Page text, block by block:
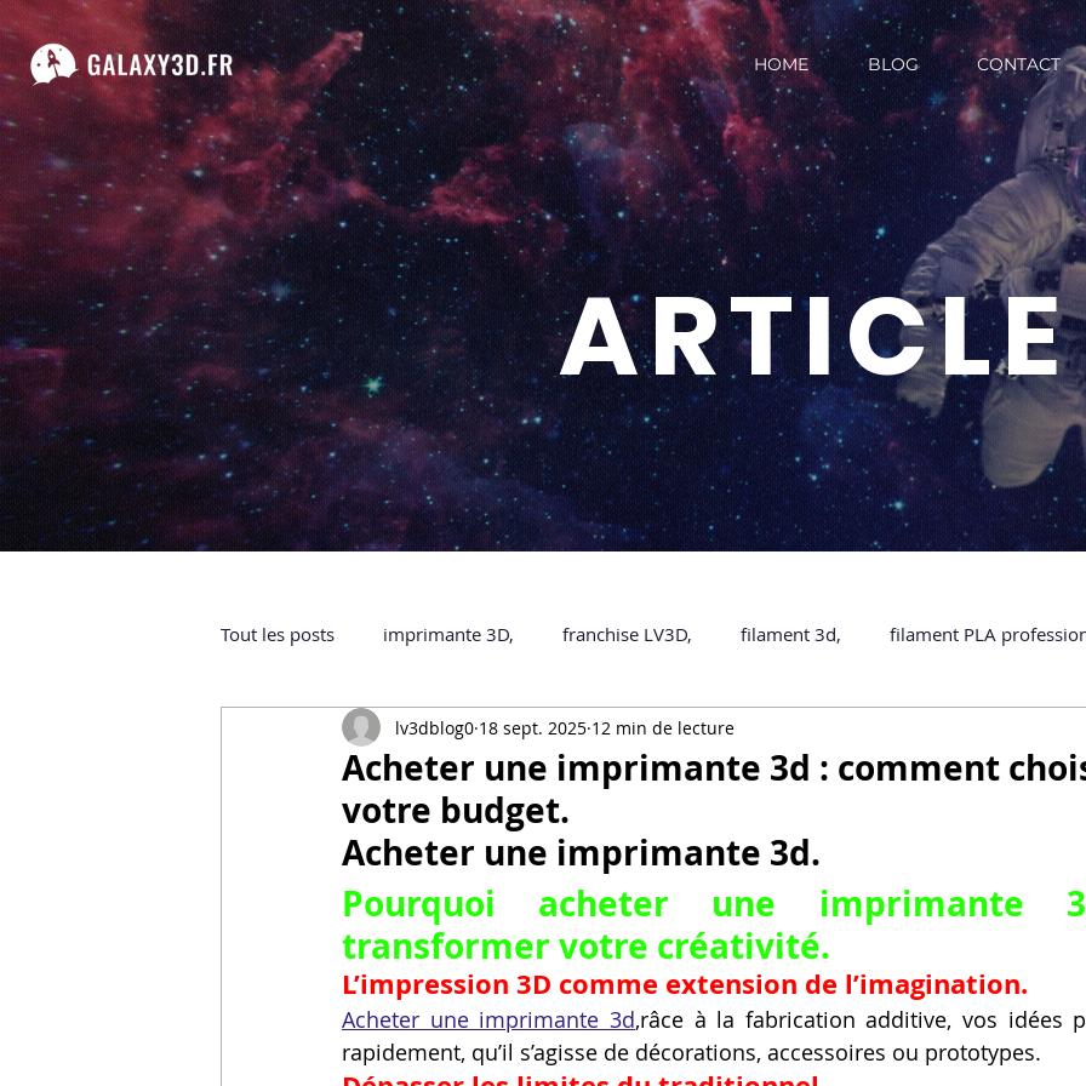
HOME BLOG CONTACT
ARTICLE
Tout les posts imprimante 3D, franchise LV3D, filament 3d, filament PLA
impression 3D à la demande Accessoires imprimante 3D professionelle
ARTILLERY 3D Formation impression 3D
certifiée QUALIOPI Refaire une piece en 3D Formation 3D en ligne. Formation 3D
Creality Hi combo Artillery M1 Pro Filament PLA Service administratif en ligne
Acheter une imprimante 3d : comment
votre budget.
lv3dblog0 18 sept. 2025 12 min de lecture
Acheter une imprimante 3d.
Pourquoi acheter une imprimante
transformer votre créativité.
L’impression 3D comme extension de l’imagination.
Acheter une imprimante 3d,râce à la fabrication additive, vos idées
rapidement, qu’il s’agisse de décorations, accessoires ou prototypes.